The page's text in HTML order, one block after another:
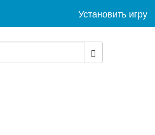
Установить игру